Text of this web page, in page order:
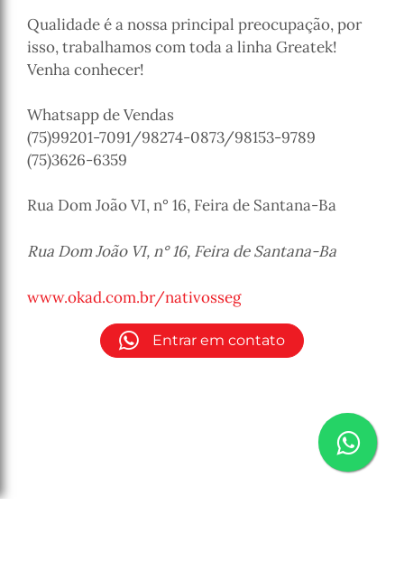
Qualidade é a nossa principal preocupação, por
isso, trabalhamos com toda a linha Greatek!
Venha conhecer!
Whatsapp de Vendas
(75)99201-7091/98274-0873/98153-9789
(75)3626-6359
Rua Dom João VI, n° 16, Feira de Santana-Ba
Rua Dom João VI, n° 16, Feira de Santana-Ba
www.okad.com.br/nativosseg
Entrar em contato